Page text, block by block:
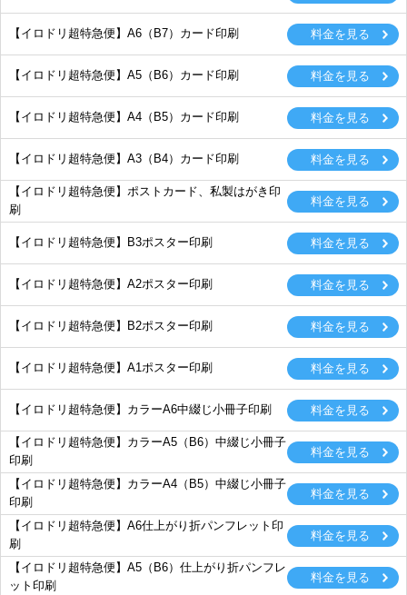
【イロドリ超特急便】A6（B7）カード印刷
【イロドリ超特急便】A5（B6）カード印刷
【イロドリ超特急便】A4（B5）カード印刷
【イロドリ超特急便】A3（B4）カード印刷
【イロドリ超特急便】ポストカード、私製はがき印
刷
【イロドリ超特急便】B3ポスター印刷
【イロドリ超特急便】A2ポスター印刷
【イロドリ超特急便】B2ポスター印刷
【イロドリ超特急便】A1ポスター印刷
【イロドリ超特急便】カラーA6中綴じ小冊子印刷
【イロドリ超特急便】カラーA5（B6）中綴じ小冊子
印刷
【イロドリ超特急便】カラーA4（B5）中綴じ小冊子
印刷
【イロドリ超特急便】A6仕上がり折パンフレット印
刷
【イロドリ超特急便】A5（B6）仕上がり折パンフレ
ット印刷